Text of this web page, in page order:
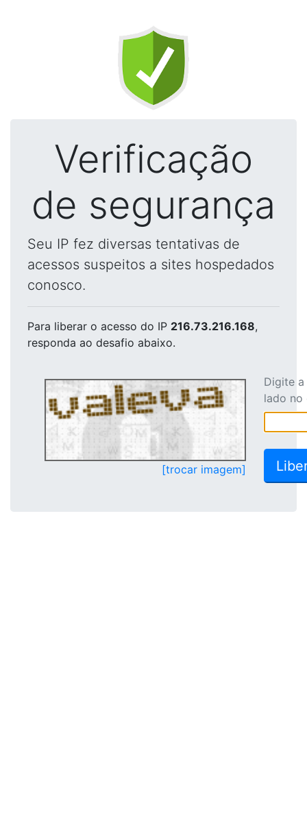
Verificação
de segurança
Seu IP fez diversas tentativas de
acessos suspeitos a sites hospedados
conosco.
Para liberar o acesso do IP 216.73.216.168,
responda ao desafio abaixo.
[trocar imagem]
Digite
lado no